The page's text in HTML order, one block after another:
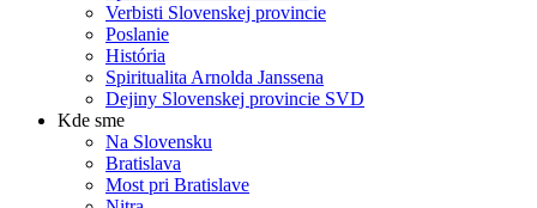
Verbisti Slovenskej provincie
Poslanie
História
Spiritualita Arnolda Janssena
Dejiny Slovenskej provincie SVD
Kde sme
Na Slovensku
Bratislava
Most pri Bratislave